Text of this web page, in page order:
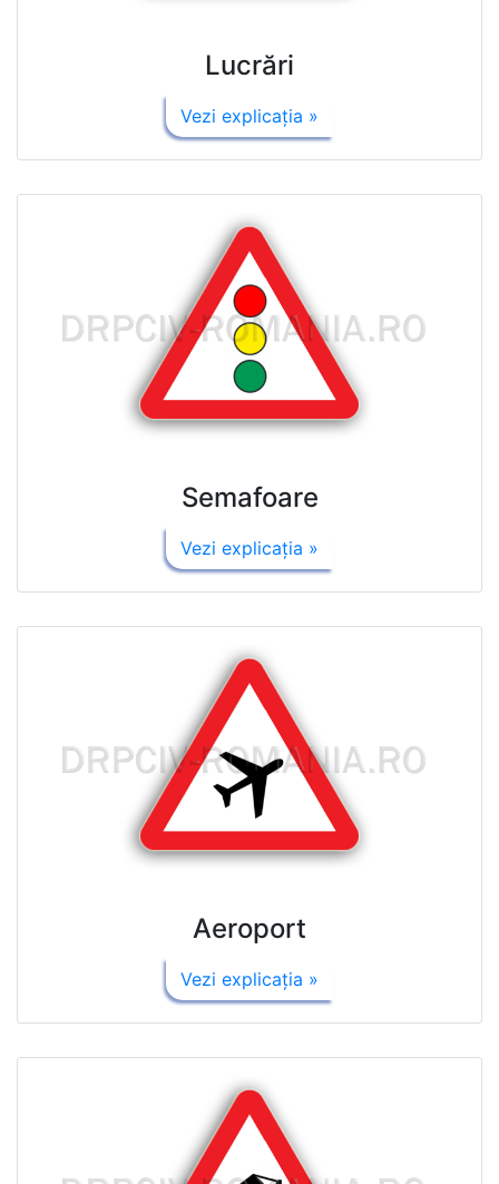
Lucrări
Vezi explicaţia »
Semafoare
Vezi explicaţia »
Aeroport
Vezi explicaţia »